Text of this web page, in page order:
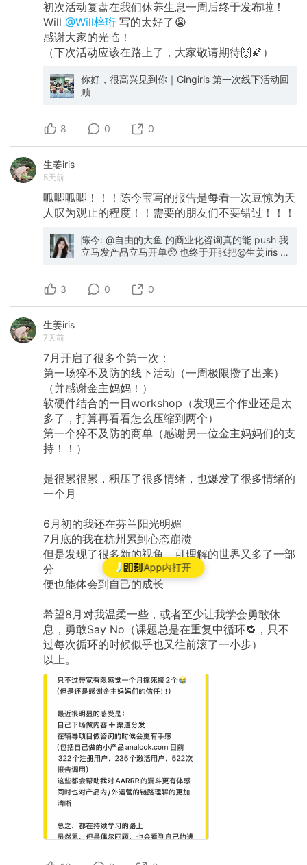
App内打开
「品牌视频和广告视频的区别」 内容目标​： 帮助
目标用户通过搜索找到解决方案 自然引导到具体
场景落地页 4.3 竞品社媒内容分析 找到竞品流量
排名前两大平台（如 YouTube/TikTok），分析高
热内容的主题、格式、转化方向。 4.4 社区传播
与发现 在小红书、Reddit、知乎、CSDN 等平台
找相关讨论 搜索用户吐槽的相关话题（如「AI效
助用户）​ 使用 AI 批量/个性化回复这些讨论 内容
比如 InsForge，自动分析代码...」 第三步：持续
互动与信任建立 在社区内持续提供有价值的内容
逐步建立「InsForge」作为问题解决者的形象 而
户」比冷邮件或广告转化率高得多 ✅ 用户主动寻
找解决方案时，更容易接受产品推荐 ✅ 自然而然
但即使是这种方式也会遇到竞对，所以需要持续
定回复率不错的评论模版再自动化监听和评论。
最好还能followup，这是我这段时间会尝试的方
向。 第五阶段：渠道策略与序列测试 5.1 渠道选
择框架（这里我只记录了适用于insforge的） 开
源+小B+C渠道​： GitHub（产品本身）
HackerNews（技术社群） 垂直社群内容（如各
细分行业论坛） SEO（搜索流量） 社媒内容（抖
音/小红书/YouTube） 5.2 序列测试法（不要同时
胜者深化 5.3 转化率心理预期 业界基准​： 曝光→
注册转化率：千一到千五（0.1%-0.15%） 常见误
做精细化优化 5.4 渠道增量分析方法 公众号等内
容渠道​： 测定：发文前的自然注册基线
（baseline） 对比：发文后的增量注册 不看虚荣
指标（阅读数），看实际转化增量 这个在我考虑
做brand ads的时候也是同理，因为确实很多渠道
无法直接靠utm追踪，流量来源里大量的
对合适的办法。 5.5 社区大使模式（去中心化扩
展） 核心理念​：不要创始人亲自跑每个市场，而
是建立去中心化的社区大使网络 优先合作对象​：
已经合作过的小型 Agency 和工作室 行业影响力
赋权与职责​： 组织线下活动和工作坊 建立和运营
当地社区 邀请本地目标用户体验产品 作为当地的
「代言人」 利益分享机制​： 大使从推荐客户中获
得佣金或收益分成 透明的业绩-收入对应关系 共
同成长的「互利互赢」生态 标准化流程​（可快速
复制）： 活动筹备标准流程​（场地、议程、物料
等） 大使招募与激励标准体系 社区运营的最佳实
践文档 一旦标准化，就能快速复制到其他地区/市
场 优势总结​： ✅ 不消耗创始人精力（从中心化变
去中心化） ✅ 社区大使本身在行业内有说服力，
自带信任 ✅ 用户通过口碑和大使推荐，转化质量
场复制） 我们目前也希望找到affiliate联合分销，
但是如果“大使”本身不是我们的user同时纯分成而
题。所以在atoms时的做法是内部培养，但周期
初次活动复盘在我们休养生息一周后终于发布啦！
Will @Will梓珩 写的太好了😭
感谢大家的光临！
（下次活动应该在路上了，大家敬请期待🙌🌠）
你好，很高兴见到你｜Gingiris 第一次线下活动回
顾
8 0 0
生姜iris
5天前
呱唧呱唧！！！陈今宝写的报告是每看一次豆惊为天
人叹为观止的程度！！需要的朋友们不要错过！！！
陈今: @自由的大鱼 的商业化咨询真的能 push 我
立马发产品立马开单🥺 也终于开张把@生姜iris 年
效的地方 ¥199/45-60 分钟 我的产品介绍文章：
3 0 0
生姜iris
7天前
7月开启了很多个第一次：
第一场猝不及防的线下活动（一周极限攒了出来）
（并感谢金主妈妈！）
软硬件结合的一日workshop（发现三个作业还是太
多了，打算再看看怎么压缩到两个）
第一个猝不及防的商单（感谢另一位金主妈妈们的支
持！！）
是很累很累，积压了很多情绪，也爆发了很多情绪的
一个月
6月初的我还在芬兰阳光明媚
7月底的我在杭州累到心态崩溃
但是发现了很多新的视角，可理解的世界又多了一部
分
便也能体会到自己的成长
希望8月对我温柔一些，或者至少让我学会勇敢休
息，勇敢Say No（课题总是在重复中循环🔁，只不
过每次循环的时候似乎也又往前滚了一小步）
以上。